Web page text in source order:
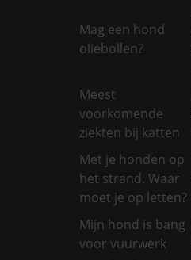
Mag een hond
oliebollen?
Meest
voorkomende
ziekten bij katten
Met je honden op
het strand. Waar
moet je op letten?
Mijn hond is bang
voor vuurwerk